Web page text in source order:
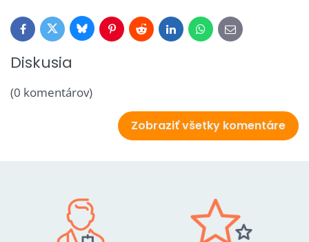
FacebookTwitterBlueskyPinterestReddit LinkedInWhatsApp
E-
mail
Diskusia
(0 komentárov)
Zobraziť všetky komentáre